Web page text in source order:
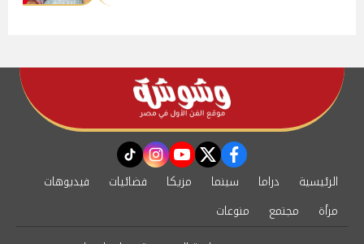
facebook
twitter
youtube
instagram
tiktok
الرئيسية دراما سينما مزيكا فضائيات
فيديوهات
مرأة
مجتمع
منوعات